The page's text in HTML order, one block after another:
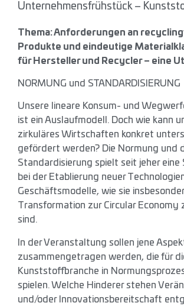
Unternehmensfrüh­stück –
Thema: Anforderungen an
Produkte und eindeutige
für Hersteller und Recycler – eine
NORMUNG und STANDARDISIERUNG
Unsere lineare Konsum- und
ist ein Auslaufmodell. Doch wie kann
zirkuläres Wirtschaften konkret
gefördert werden? Die Normung und
Standardisierung spielt seit jeher eine
bei der Etablierung neuer
Geschäftsmodelle, wie sie
Transformation zur Circular Economy
sind.
In der Veranstaltung sollen jene
zusammengetragen werden, die für
Kunststoffbranche in
spielen. Welche Hinderer stehen
und/oder Innovationsbereitschaft